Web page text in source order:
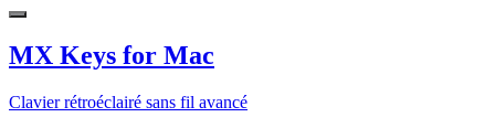
MX Keys for Mac
Clavier rétroéclairé sans fil avancé